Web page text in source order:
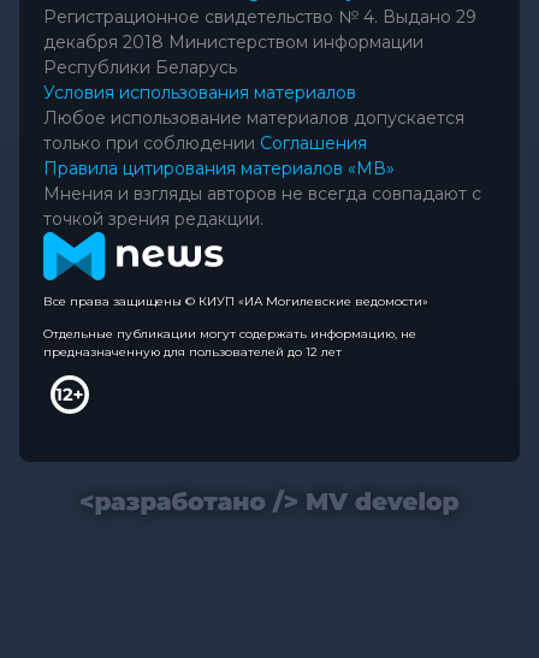
Регистрационное свидетельство № 4. Выдано 29
декабря 2018 Министерством информации
Республики Беларусь
Условия использования материалов
Любое использование материалов допускается
только при соблюдении Соглашения
Правила цитирования материалов «МВ»
Мнения и взгляды авторов не всегда совпадают с
точкой зрения редакции.
Все права защищены © КИУП «ИА Могилевские ведомости»
Отдельные публикации могут содержать информацию, не
предназначенную для пользователей до 12 лет